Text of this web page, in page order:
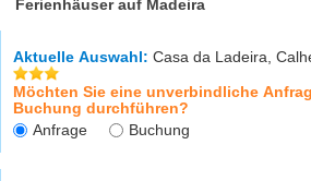
Ferienhäuser auf Madeira
Aktuelle Auswahl: Casa da Ladeira,
Möchten Sie eine unverbindliche
Buchung durchführen?
Anfrage
Buchung